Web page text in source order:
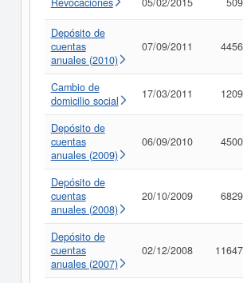
Depósito de
cuentas
anuales (2010)
07/09/2011
Cambio de
domicilio social
17/03/2011
Depósito de
cuentas
anuales (2009)
06/09/2010
Depósito de
cuentas
anuales (2008)
20/10/2009
Depósito de
cuentas
anuales (2007)
02/12/2008